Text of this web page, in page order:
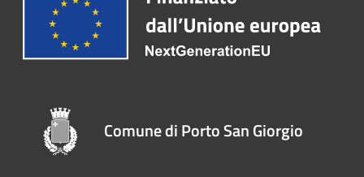
Comune di Porto San Giorgio